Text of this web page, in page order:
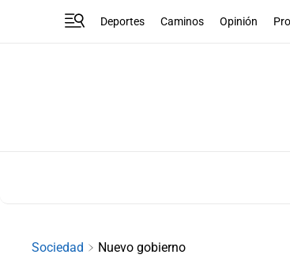
Deportes Caminos Opinión
Sociedad Nuevo gobierno